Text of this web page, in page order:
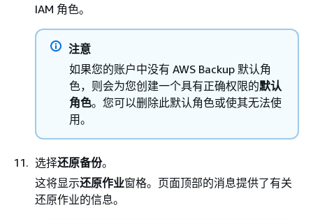
IAM 角色。
注意
如果您的账户中没有 AWS Backup 默认角
色，则会为您创建一个具有正确权限的默认
角色。您可以删除此默认角色或使其无法使
用。
选择还原备份。
这将显示还原作业窗格。页面顶部的消息提供了有关
还原作业的信息。